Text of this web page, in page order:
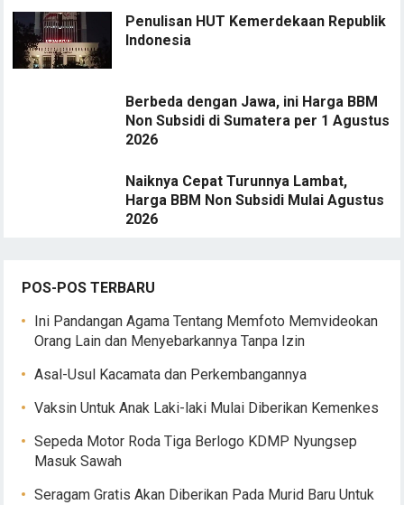
Penulisan HUT Kemerdekaan Republik
Indonesia
Berbeda dengan Jawa, ini Harga BBM
Non Subsidi di Sumatera per 1 Agustus
2026
Naiknya Cepat Turunnya Lambat,
Harga BBM Non Subsidi Mulai Agustus
2026
POS-POS TERBARU
Ini Pandangan Agama Tentang Memfoto Memvideokan
Orang Lain dan Menyebarkannya Tanpa Izin
Asal-Usul Kacamata dan Perkembangannya
Vaksin Untuk Anak Laki-laki Mulai Diberikan Kemenkes
Sepeda Motor Roda Tiga Berlogo KDMP Nyungsep
Masuk Sawah
Seragam Gratis Akan Diberikan Pada Murid Baru Untuk